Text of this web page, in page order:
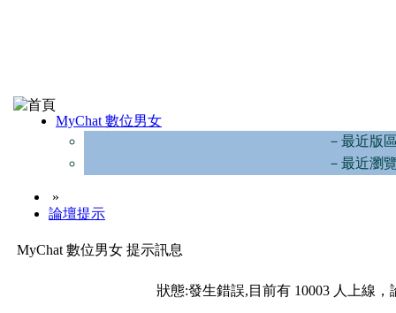
MyChat 數位男女
－最近版
－最近瀏
»
論壇提示
MyChat 數位男女 提示訊息
狀態:發生錯誤,目前有 10003 人上線